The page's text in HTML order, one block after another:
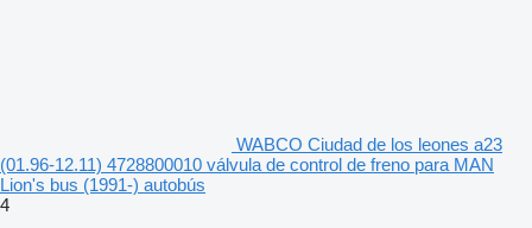
WABCO Ciudad de los leones a23
(01.96-12.11) 4728800010 válvula de control de freno para MAN
Lion's bus (1991-) autobús
4